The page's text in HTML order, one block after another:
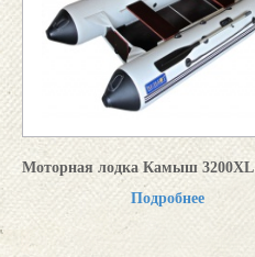
Моторная лодка Камыш 3200XL
Подробнее